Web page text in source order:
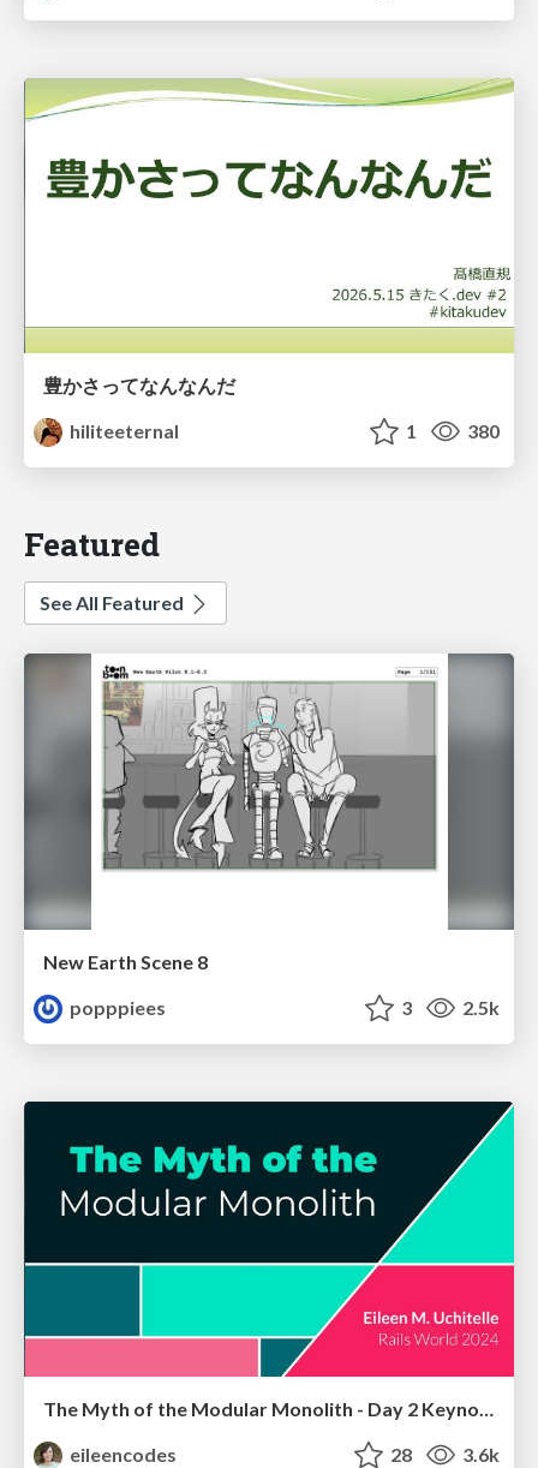
豊かさってなんなんだ
hiliteeternal
1 380
Featured
See All Featured
New Earth Scene 8
popppiees
3 2.5k
The Myth of the Modular Monolith - Day 2 Keynote - Rails World 2024
eileencodes
28 3.6k